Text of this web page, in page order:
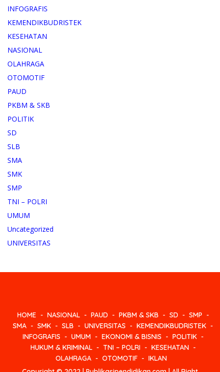
INFOGRAFIS
KEMENDIKBUDRISTEK
KESEHATAN
NASIONAL
OLAHRAGA
OTOMOTIF
PAUD
PKBM & SKB
POLITIK
SD
SLB
SMA
SMK
SMP
TNI – POLRI
UMUM
Uncategorized
UNIVERSITAS
HOME NASIONAL PAUD PKBM & SKB SD
SMP
SMA
SMK SLB UNIVERSITAS
KEMENDIKBUDRISTEK
INFOGRAFIS
UMUM EKONOMI & BISNIS
POLITIK
HUKUM & KRIMINAL
TNI – POLRI
KESEHATAN
OLAHRAGA
OTOMOTIF
IKLAN